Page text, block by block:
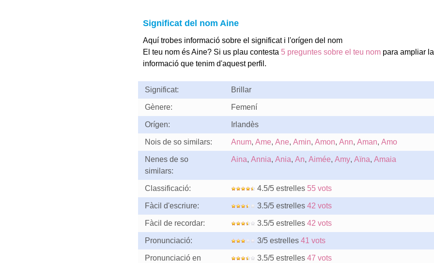
Significat del nom Aine
Aquí trobes informació sobre el significat i l'orígen del nom
El teu nom és Aine? Si us plau contesta 5 preguntes sobre el teu nompara ampliar la
informació que tenim d'aquest perfil.
Significat: Brillar
Gènere: Femení
Orígen: Irlandès
Nois de so similars: Anum, Ame, Ane, Amin, Amon, Ann, Aman, Amo
Nenes de so
similars:
Aina, Annia, Ania, An, Aimée, Amy, Aïna, Amaia
Classificació: 4.5/5 estrelles 55 vots
Fàcil d'escriure: 3.5/5 estrelles 42 vots
Fàcil de recordar: 3.5/5 estrelles 42 vots
Pronunciació: 3/5 estrelles 41 vots
Pronunciació en
3.5/5 estrelles 47 vots